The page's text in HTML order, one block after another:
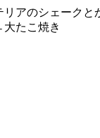
アのシェークと
たこ焼き